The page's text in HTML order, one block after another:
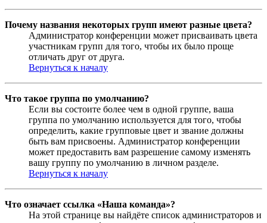
Почему названия некоторых групп имеют разные цвета?
Администратор конференции может присваивать цвета
участникам групп для того, чтобы их было проще
отличать друг от друга.
Вернуться к началу
Что такое группа по умолчанию?
Если вы состоите более чем в одной группе, ваша
группа по умолчанию используется для того, чтобы
определить, какие групповые цвет и звание должны
быть вам присвоены. Администратор конференции
может предоставить вам разрешение самому изменять
вашу группу по умолчанию в личном разделе.
Вернуться к началу
Что означает ссылка «Наша команда»?
На этой странице вы найдёте список администраторов и